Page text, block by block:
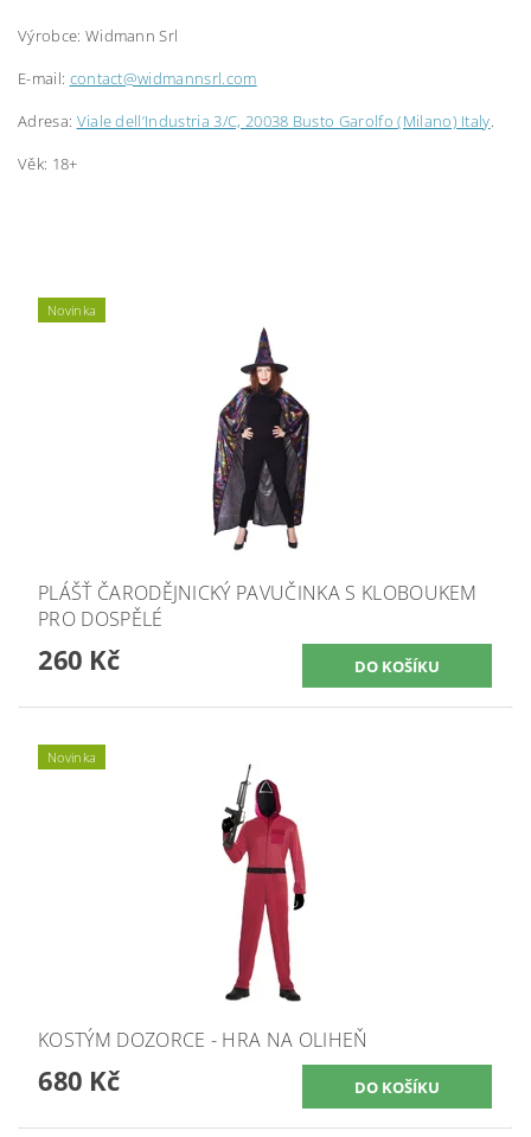
Výrobce: Widmann Srl
E-mail: contact@widmannsrl.com
Adresa: Viale dell’Industria 3/C, 20038 Busto Garolfo (Milano) Italy.
Věk: 18+
Novinka
PLÁŠŤ ČARODĚJNICKÝ PAVUČINKA S KLOBOUKEM
PRO DOSPĚLÉ
260 Kč
Novinka
KOSTÝM DOZORCE - HRA NA OLIHEŇ
680 Kč